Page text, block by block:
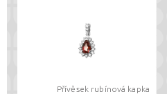
Přívěsek rubínová kapka